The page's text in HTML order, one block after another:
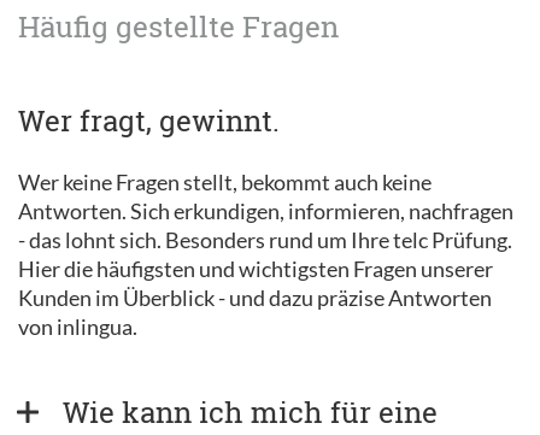
Häufig gestellte Fragen
Wer fragt, gewinnt.
Wer keine Fragen stellt, bekommt auch keine
Antworten. Sich erkundigen, informieren, nachfragen
- das lohnt sich. Besonders rund um Ihre telc Prüfung.
Hier die häufigsten und wichtigsten Fragen unserer
Kunden im Überblick - und dazu präzise Antworten
von inlingua.
Wie kann ich mich für eine